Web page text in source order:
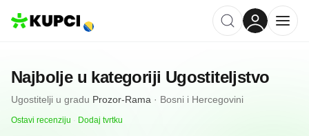
Najbolje u kategoriji Ugostiteljstvo
Ugostitelji u gradu Prozor-Rama · Bosni i Hercegovini
Ostavi recenziju · Dodaj tvrtku